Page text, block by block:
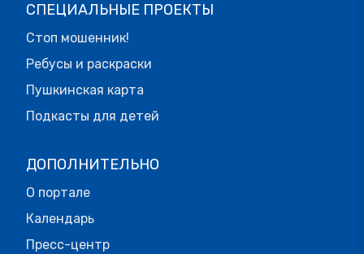
СПЕЦИАЛЬНЫЕ ПРОЕКТЫ
Стоп мошенник!
Ребусы и раскраски
Пушкинская карта
Подкасты для детей
ДОПОЛНИТЕЛЬНО
О портале
Календарь
Пресс-центр